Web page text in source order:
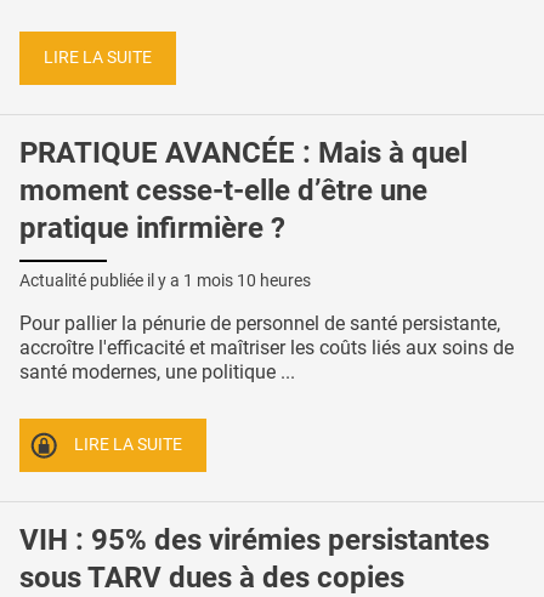
LIRE LA SUITE
PRATIQUE AVANCÉE : Mais à quel
moment cesse-t-elle d’être une
pratique infirmière ?
Actualité publiée il y a 1 mois 10 heures
Pour pallier la pénurie de personnel de santé persistante,
accroître l'efficacité et maîtriser les coûts liés aux soins de
santé modernes, une politique ...
LIRE LA SUITE
VIH : 95% des virémies persistantes
sous TARV dues à des copies